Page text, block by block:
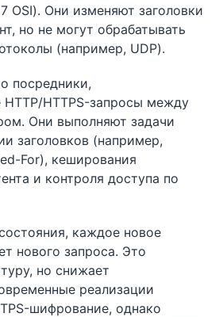
OSI). Они изменяют заголовки
но не могут обрабатывать
(например, UDP).
посредники,
HTTPS-запросы между
Они выполняют задачи
заголовков (например,
For), кеширования
и контроля доступа по
каждое новое
нового запроса. Это
но снижает
реализации
шифрование, однако